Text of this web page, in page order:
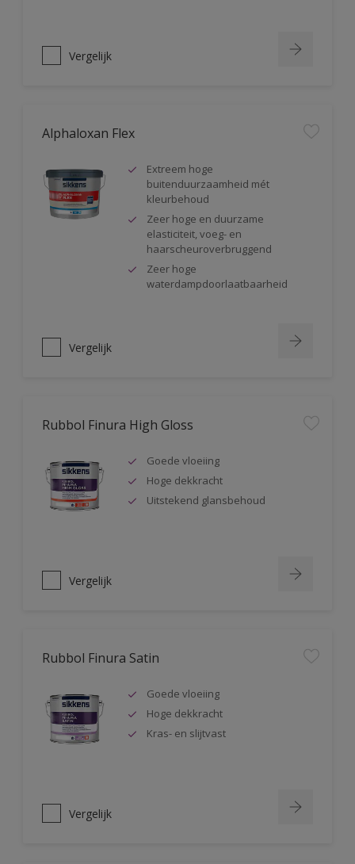
Vergelijk
Alphaloxan Flex
Extreem hoge
buitenduurzaamheid mét
kleurbehoud
Zeer hoge en duurzame
elasticiteit, voeg- en
haarscheuroverbruggend
Zeer hoge
waterdampdoorlaatbaarheid
Vergelijk
Rubbol Finura High Gloss
Goede vloeiing
Hoge dekkracht
Uitstekend glansbehoud
Vergelijk
Rubbol Finura Satin
Goede vloeiing
Hoge dekkracht
Kras- en slijtvast
Vergelijk